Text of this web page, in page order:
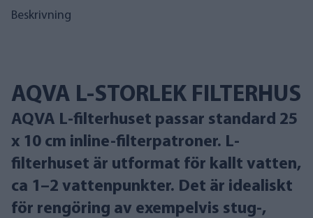
Beskrivning
AQVA L-STORLEK FILTERHUS
AQVA L-filterhuset passar standard 25
x 10 cm inline-filterpatroner. L-
filterhuset är utformat för kallt vatten,
ca 1–2 vattenpunkter. Det är idealiskt
för rengöring av exempelvis stug-,